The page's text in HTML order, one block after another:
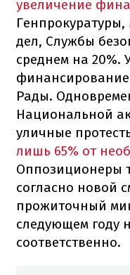
увеличение
дел, Службы
среднем на 20%.
Рады.
Национальной
уличные
лишь 65% от
Оппозиционеры
согласно новой
прожиточный
следующем году
соответственно.